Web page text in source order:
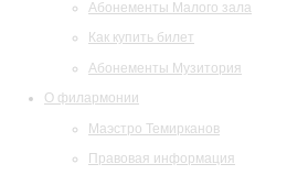
Абонементы Малого зала
Как купить билет
Абонементы Музитория
О филармонии
Маэстро Темирканов
Правовая информация